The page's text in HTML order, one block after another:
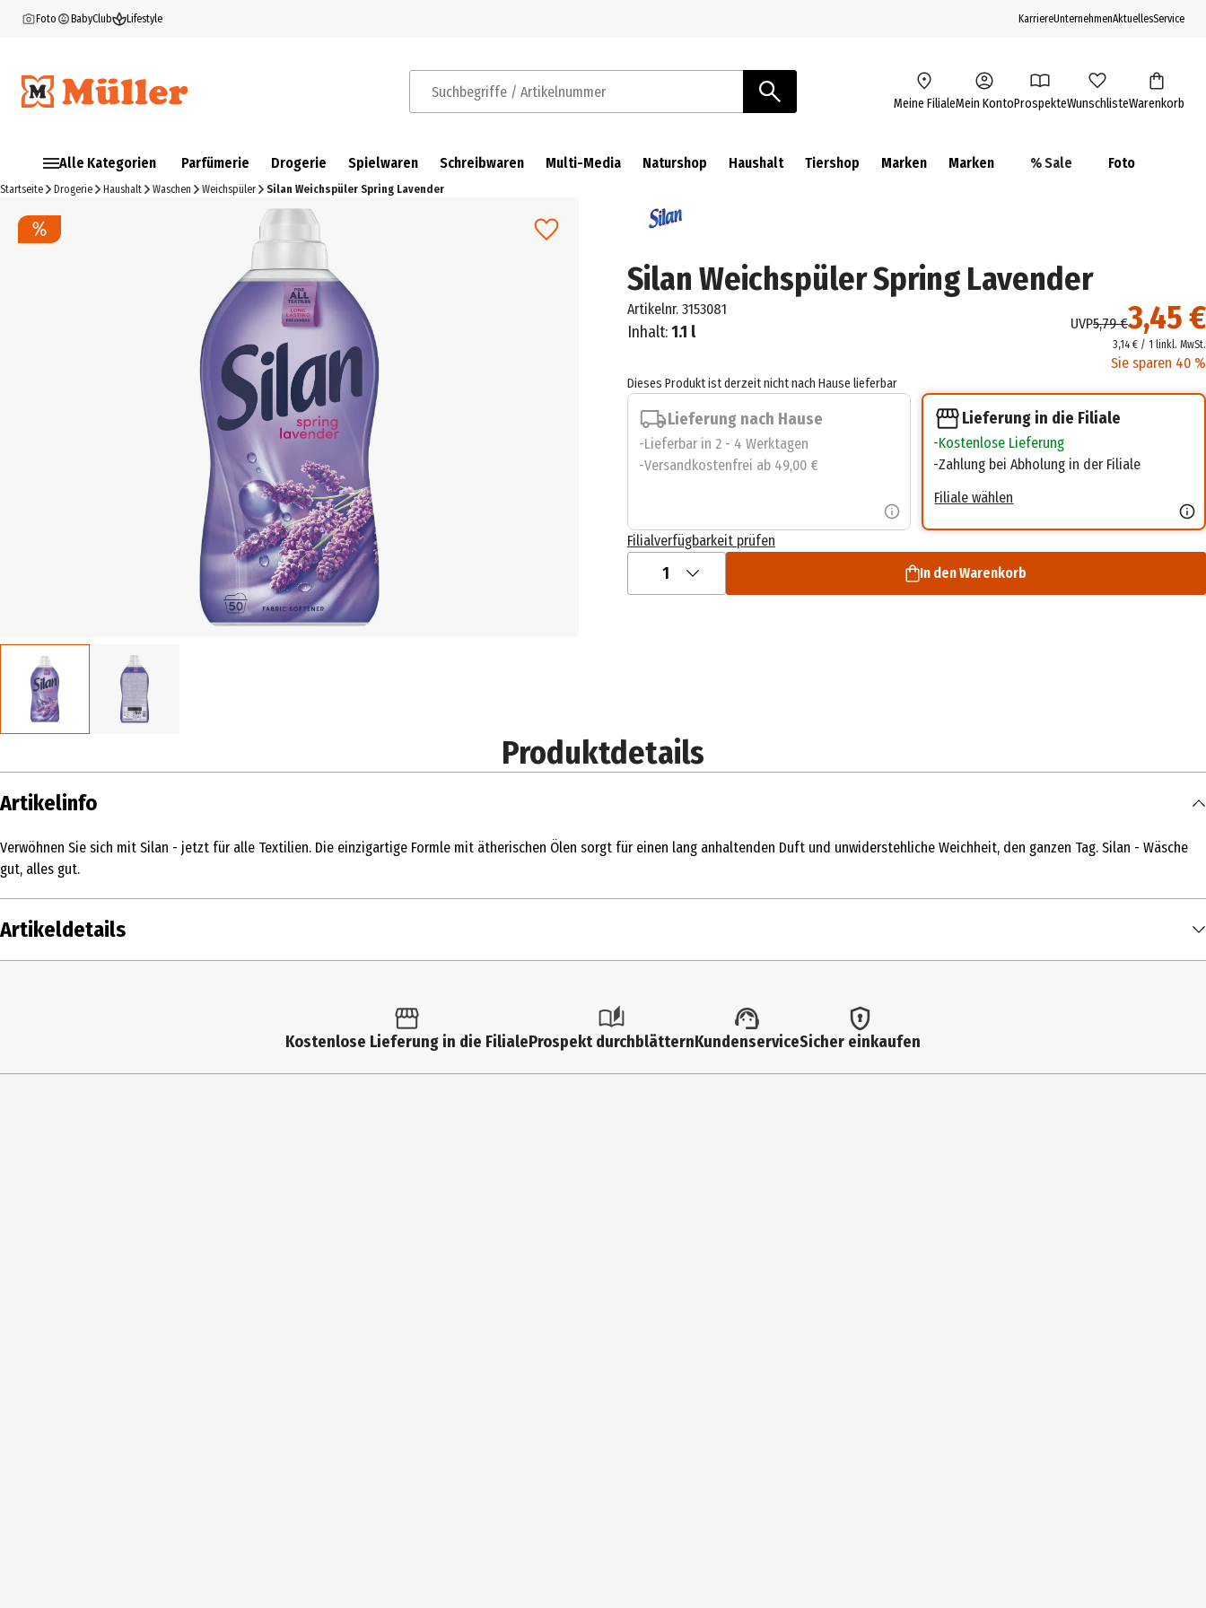
Foto BabyClub Lifestyle KarriereUnternehmenAktuellesService
Suchbegriffe / Artikelnummer Meine FilialeMein KontoProspekteWunschlisteWarenkorb
Alle Kategorien Parfümerie Drogerie Spielwaren Schreibwaren Multi-Media Naturshop Haushalt Tiershop Marken Marken % Sale Foto
Startseite Drogerie Haushalt Waschen Weichspüler Silan Weichspüler Spring Lavender
Silan Weichspüler Spring Lavender
Artikelnr. 3153081
Inhalt:1.1 l 3,45 €
UVP5,79 €
3,14 € / 1 linkl. MwSt.
Sie sparen 40 %
Dieses Produkt ist derzeit nicht nach Hause lieferbar
Lieferung nach Hause
Lieferbar in 2 - 4 Werktagen
Versandkostenfrei ab 49,00 €
Lieferung in die Filiale
Kostenlose Lieferung
Zahlung bei Abholung in der Filiale
Filiale wählen
Filialverfügbarkeit prüfen
1 In den Warenkorb
Produktdetails
Artikelinfo
Verwöhnen Sie sich mit Silan - jetzt für alle Textilien. Die einzigartige Formle mit ätherischen Ölen sorgt für einen lang anhaltenden Duft und unwiderstehliche Weichheit, den ganzen Tag. Silan - Wäsche
gut, alles gut.
Artikeldetails
Kostenlose Lieferung in die FilialeProspekt durchblätternKundenserviceSicher einkaufen